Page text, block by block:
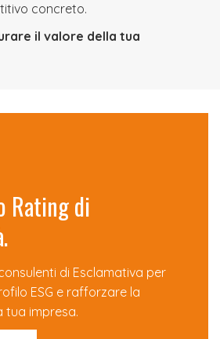
concreto.
il valore della tua
Rating di
di Esclamativa per
ESG e rafforzare la
tua impresa.